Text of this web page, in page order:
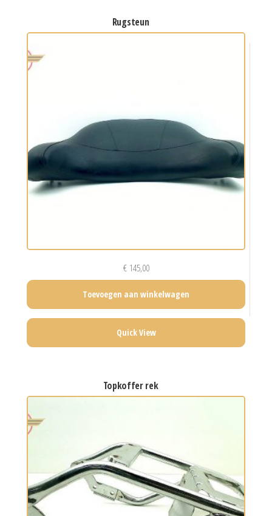
rugsteun
€145,00
Toevoegen aan winkelwagen
Quick View
topkoffer rek